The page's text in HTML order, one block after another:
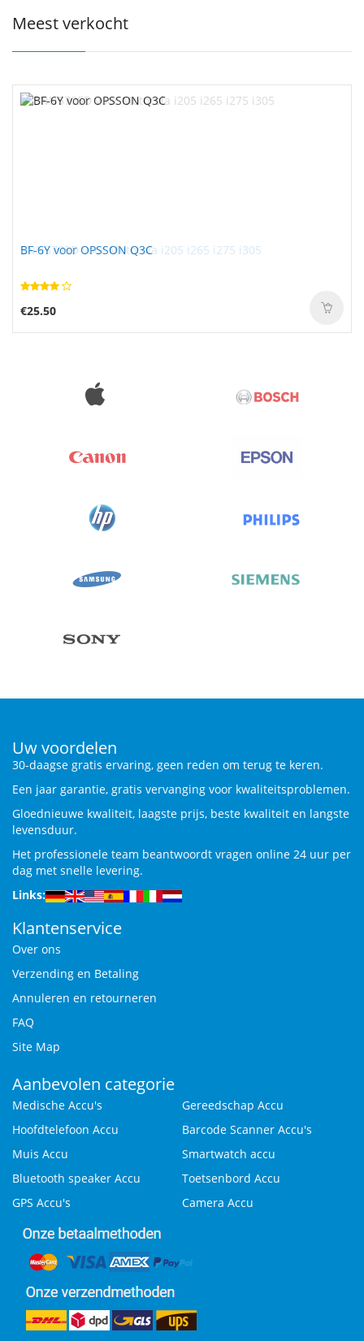
Meest verkocht
BF-6Y voor OPSSON Q3C
€25.50
Uw voordelen
30-daagse gratis ervaring, geen reden om terug te keren.
Een jaar garantie, gratis vervanging voor kwaliteitsproblemen.
Gloednieuwe kwaliteit, laagste prijs, beste kwaliteit en langste
levensduur.
Het professionele team beantwoordt vragen online 24 uur per
dag met snelle levering.
Links:
Klantenservice
Over ons
Verzending en Betaling
Annuleren en retourneren
FAQ
Site Map
Aanbevolen categorie
Medische Accu's
Gereedschap Accu
Hoofdtelefoon Accu
Barcode Scanner Accu's
Muis Accu
Smartwatch accu
Bluetooth speaker Accu
Toetsenbord Accu
GPS Accu's
Camera Accu